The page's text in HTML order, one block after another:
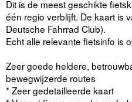
Dit is de meest geschikte
één regio verblijft. De kaart is
Deutsche Fahrrad Club).
Echt alle relevante fietsinfo is
Zeer goede heldere,
bewegwijzerde routes
* Zeer gedetailleerde kaart